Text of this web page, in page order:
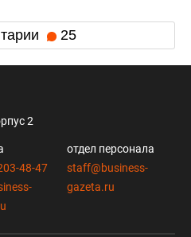
25
2
48-47
отдел персонала
staff@business-
gazeta.ru